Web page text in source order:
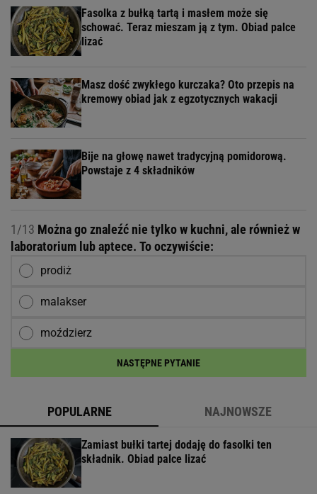
Fasolka z bułką tartą i masłem może się
schować. Teraz mieszam ją z tym. Obiad palce
lizać
Masz dość zwykłego kurczaka? Oto przepis na
kremowy obiad jak z egzotycznych wakacji
Bije na głowę nawet tradycyjną pomidorową.
Powstaje z 4 składników
1/13 Można go znaleźć nie tylko w kuchni, ale również w
laboratorium lub aptece. To oczywiście:
prodiż
malakser
moździerz
NASTĘPNE PYTANIE
POPULARNE NAJNOWSZE
Zamiast bułki tartej dodaję do fasolki ten
składnik. Obiad palce lizać